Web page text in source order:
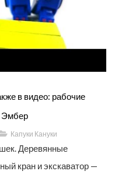
в видео: рабочие
Эмбер
Капуки Кануки
Деревянные
кран и экскаватор —